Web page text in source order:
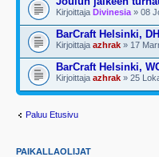
Kirjoittaja Divinesia » 08
BarCraft Helsinki,
Kirjoittaja azhrak » 17
BarCraft Helsinki,
Kirjoittaja azhrak » 25
Paluu Etusivu
PAIKALLAOLIJAT